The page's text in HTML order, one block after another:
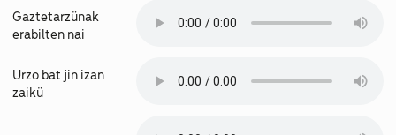
Gaztetarzünak
erabilten nai
Urzo bat jin izan
zaikü